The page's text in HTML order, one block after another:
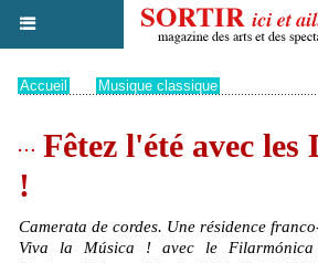
Accueil Musique classique
Fêtez l'été avec les
!
Camerata de cordes. Une résidence
Viva la Música ! avec le Filarmónica